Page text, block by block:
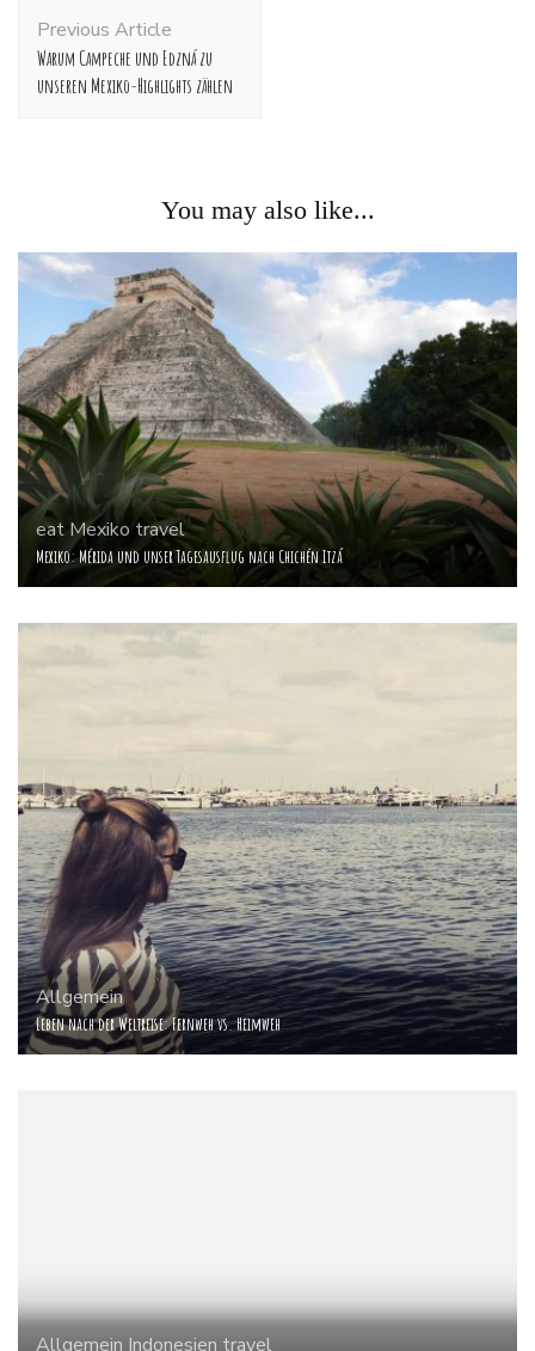
Navigation
Previous Article
Warum Campeche und Edzná zu
unseren Mexiko-Highlights zählen
You may also like...
eat Mexiko travel
Mexiko: Mérida und unser Tagesausflug nach Chichén Itzá
Allgemein
Leben nach der Weltreise: Fernweh vs. Heimweh
Allgemein Indonesien travel